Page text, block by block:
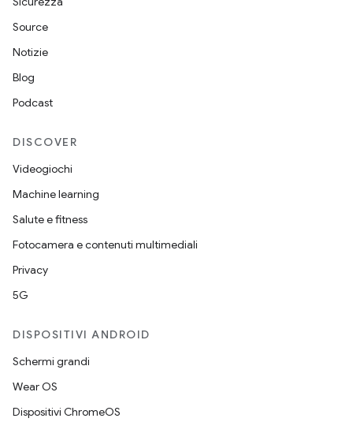
Source
Notizie
Blog
Podcast
DISCOVER
Videogiochi
Machine learning
Salute e fitness
Fotocamera e contenuti multimediali
Privacy
5G
DISPOSITIVI ANDROID
Schermi grandi
Wear OS
Dispositivi ChromeOS